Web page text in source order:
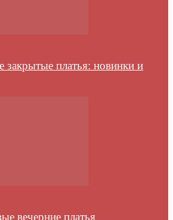
закрытые платья: новинки и
вечерние платья